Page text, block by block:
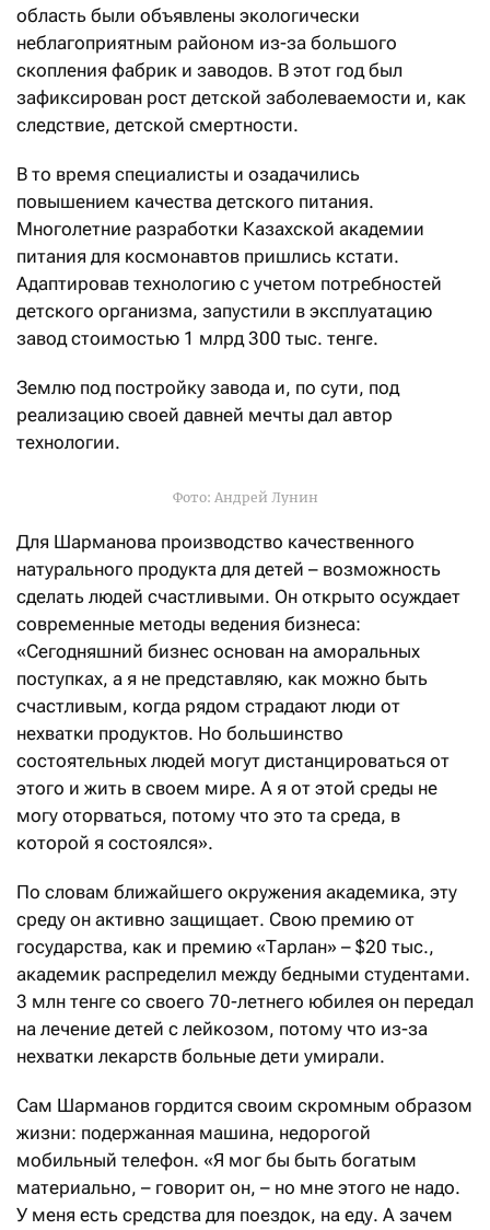
область были объявлены экологически
неблагоприятным районом из-за большого
скопления фабрик и заводов. В этот год был
зафиксирован рост детской заболеваемости и, как
следствие, детской смертности.
В то время специалисты и озадачились
повышением качества детского питания.
Многолетние разработки Казахской академии
питания для космонавтов приш­лись кстати.
Адаптировав технологию с учетом потребностей
детского организма, запустили в эксплуатацию
завод стоимостью 1 млрд 300 тыс. тенге.
Землю под постройку завода и, по сути, под
реализацию своей давней мечты дал автор
технологии.
Фото: Андрей Лунин
Для Шарманова производство качественного
натурального продукта для детей – возможность
сделать людей счастливыми. Он открыто осуждает
современные методы ведения бизнеса:
«Сегодняшний бизнес основан на аморальных
поступках, а я не представляю, как можно быть
счастливым, когда рядом страдают люди от
нехватки продуктов. Но большинство
состоятельных людей могут дистанцироваться от
этого и жить в своем мире. А я от этой среды не
могу оторваться, потому что это та среда, в
которой я состоялся».
По словам ближайшего окружения академика, эту
среду он активно защищает. Свою премию от
государства, как и премию «Тарлан» – $20 тыс.,
академик распределил между бедными студентами.
3 млн тенге со своего 70-летнего юбилея он передал
на лечение детей с лейкозом, потому что из-за
нехватки лекарств больные дети умирали.
Сам Шарманов гордится своим скромным образом
жизни: подержанная машина, недорогой
мобильный телефон. «Я мог бы быть богатым
материально, – говорит он, – но мне этого не надо.
У меня есть средства для поездок, на еду. А зачем